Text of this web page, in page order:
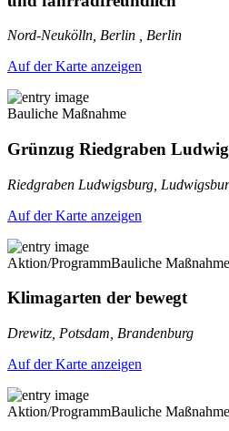
Nord-Neukölln, Berlin , Berlin
Auf der Karte anzeigen
Bauliche Maßnahme
Grünzug Riedgraben
Riedgraben Ludwigsburg,
Auf der Karte anzeigen
Aktion/ProgrammBauliche Maßnahme
Klimagarten der bewegt
Drewitz, Potsdam, Brandenburg
Auf der Karte anzeigen
Aktion/ProgrammBauliche Maßnahme